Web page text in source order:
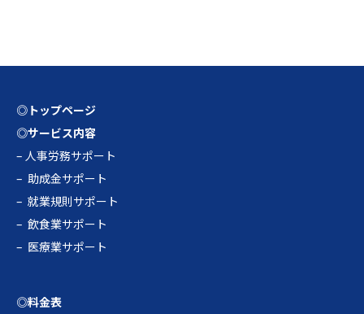
◎トップページ
◎サービス内容
– 人事労務サポート
– 助成金サポート
– 就業規則サポート
– 飲食業サポート
– 医療業サポート
◎料金表